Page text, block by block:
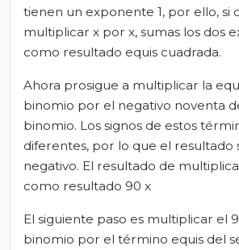
tienen un exponente 1, por ello, si
multiplicar x por x, sumas los dos
como resultado equis cuadrada.
Ahora prosigue a multiplicar la
binomio por el negativo noventa
binomio. Los signos de estos
diferentes, por lo que el resultado
negativo. El resultado de
como resultado 90 x
El siguiente paso es multiplicar el
binomio por el término equis del